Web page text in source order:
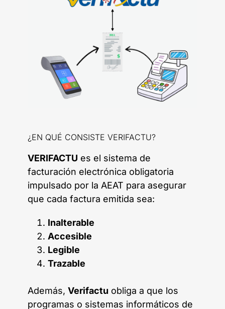
¿EN QUÉ CONSISTE VERIFACTU?
VERIFACTU es el sistema de
facturación electrónica obligatoria
impulsado por la AEAT para asegurar
que cada factura emitida sea:
Inalterable
Accesible
Legible
Trazable
Además, Verifactu obliga a que los
programas o sistemas informáticos de